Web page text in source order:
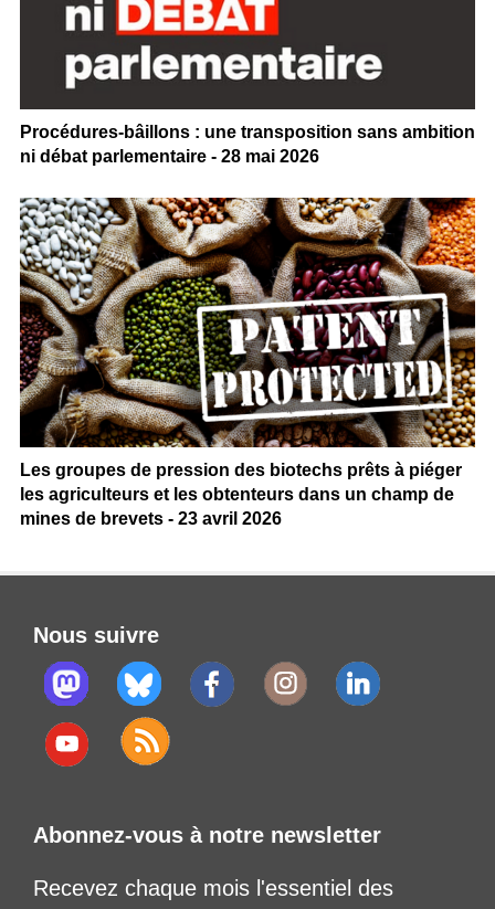
Procédures-bâillons : une transposition sans ambition
ni débat parlementaire - 28 mai 2026
Les groupes de pression des biotechs prêts à piéger
les agriculteurs et les obtenteurs dans un champ de
mines de brevets - 23 avril 2026
Nous suivre
Abonnez-vous à notre newsletter
Recevez chaque mois l'essentiel des